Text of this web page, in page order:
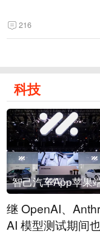
216
科技
继 OpenAI、
AI 模型测试期间